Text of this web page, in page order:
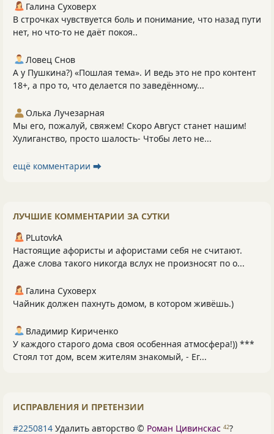
Галина Суховерх
В строчках чувствуется боль и понимание, что назад пути
нет, но что-то не даёт покоя..
Ловец Снов
А у Пушкина?) «Пошлая тема». И ведь это не про контент
18+, а про то, что делается по заведённому...
Олька Лучезарная
Мы его, пожалуй, свяжем! Скоро Август станет нашим!
Хулиганство, просто шалость- Чтобы лето не...
ещё комментарии ⮕
ЛУЧШИЕ КОММЕНТАРИИ ЗА СУТКИ
PLutоvkА
Настоящие афористы и афористами себя не считают.
Даже слова такого никогда вслух не произносят по о...
Галина Суховерх
Чайник должен пахнуть домом, в котором живёшь.)
Владимир Кириченко
У каждого старого дома своя особенная атмосфера!)) ***
Стоял тот дом, всем жителям знакомый, - Ег...
ИСПРАВЛЕНИЯ И ПРЕТЕНЗИИ
#2250814 Удалить авторство © Роман Цивинскас 42?